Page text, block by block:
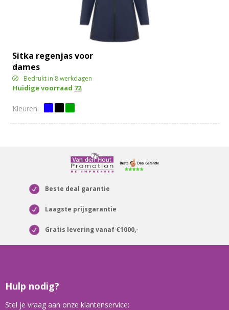
Sitka regenjas voor
dames
Bedrukt in 8 werkdagen
Huidige voorraad 72
Beste deal garantie
Laagste prijsgarantie
Gratis levering vanaf €1000,-
Hulp nodig?
Stel je vraag aan onze klantenservice: